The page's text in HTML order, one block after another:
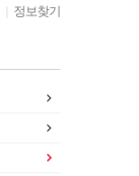
| 정보찾기